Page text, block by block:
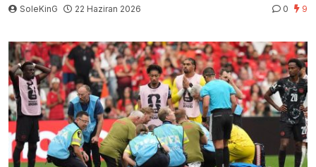
SoleKinG 22 Haziran 2026 0 9